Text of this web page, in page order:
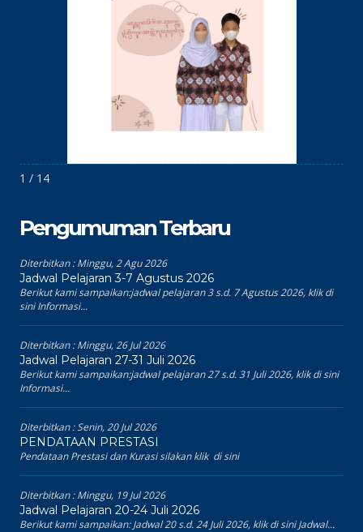
1 / 14
Pengumuman Terbaru
Diterbitkan :Minggu, 2 Agu 2026
Jadwal Pelajaran 3-7 Agustus 2026
Berikut kami sampaikan:jadwal pelajaran 3 s.d. 7 Agustus 2026, klik di
sini Informasi...
Diterbitkan :Minggu, 26 Jul 2026
Jadwal Pelajaran 27-31 Juli 2026
Berikut kami sampaikan:jadwal pelajaran 27 s.d. 31 Juli 2026, klik di sini
Informasi...
Diterbitkan :Senin, 20 Jul 2026
PENDATAAN PRESTASI
Pendataan Prestasi dan Kurasi silakan klik di sini
Diterbitkan :Minggu, 19 Jul 2026
Jadwal Pelajaran 20-24 Juli 2026
Berikut kami sampaikan: Jadwal 20 s.d. 24 Juli 2026, klik di sini Jadwal...